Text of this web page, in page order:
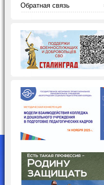
Обратная связь